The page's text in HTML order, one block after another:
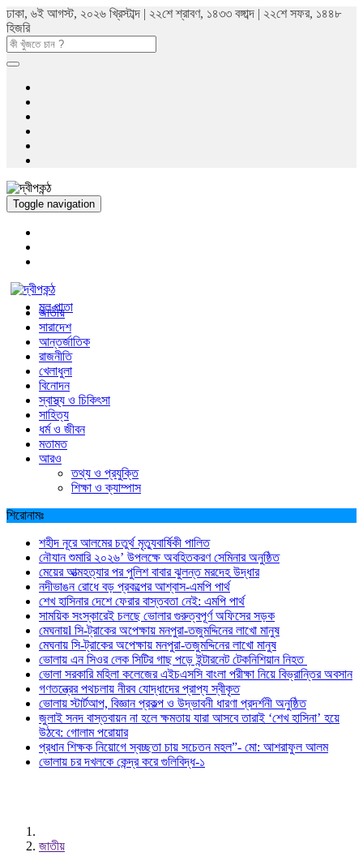
ঢাকা, ৬ই আগস্ট, ২০২৬ খ্রিস্টাব্দ | ২২শে শ্রাবণ, ১৪৩৩ বঙ্গাব্দ | ২২শে সফর, ১৪৪৮
হিজরি
Toggle navigation
মুল পাতা
জাতীয়
সারাদেশ
আন্তর্জাতিক
রাজনীতি
খেলাধুলা
বিনোদন
স্বাস্থ্য ও চিকিৎসা
সাহিত্য
ধর্ম ও জীবন
মতামত
আরও
তথ্য ও প্রযুক্তি
শিক্ষা ও ক্যাম্পাস
শিরোনামঃ
শহীদ নূরে আলমের চতুর্থ মৃত্যুবার্ষিকী পালিত
নৌযান শুমারি ২০২৬’ উপলক্ষে অবহিতকরণ সেমিনার অনুষ্ঠিত
মেয়ের আত্মহত্যার পর পুলিশ বাবার ঝুলন্ত মরদেহ উদ্ধার
নদীভাঙন রোধে বড় প্রকল্পের আশ্বাস-এমপি পার্থ
শেখ হাসিনার দেশে ফেরার বাস্তবতা নেই: এমপি পার্থ
সাময়িক সংস্কারেই চলছে ভোলার গুরুত্বপূর্ণ অফিসের সড়ক
মেঘনায়l সি-ট্রাকের অপেক্ষায় মনপুরা-তজুমদ্দিনের লাখো মানুষ
মেঘনায় সি-ট্রাকের অপেক্ষায় মনপুরা-তজুমদ্দিনের লাখো মানুষ
ভোলায় এন সিওর লেক সিটির গাছ পড়ে ইন্টারনেট টেকনিশিয়ান নিহত
ভোলা সরকারি মহিলা কলেজের এইচএসসি বাংলা পরীক্ষা নিয়ে বিভ্রান্তির অবসান
গণতন্ত্রের পথচলায় নীরব যোদ্ধাদের প্রাপ্য স্বীকৃত
ভোলায় স্টার্টআপ, বিজ্ঞান প্রকল্প ও উদ্ভাবনী ধারণা প্রদর্শনী অনুষ্ঠিত
জুলাই সনদ বাস্তবায়ন না হলে ক্ষমতায় যারা আসবে তারাই ‘শেখ হাসিনা’ হয়ে
উঠবে: গোলাম পরোয়ার
প্রধান শিক্ষক নিয়োগে স্বচ্ছতা চায় সচেতন মহল”- মো: আশরাফুল আলম
ভোলায় চর দখলকে কেন্দ্র করে গুলিবিদ্ধ-১
জাতীয়